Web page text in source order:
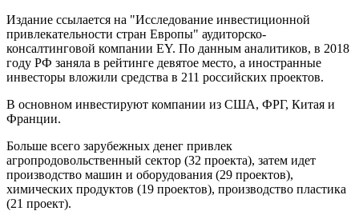
Издание ссылается на "Исследование инвестиционной
привлекательности стран Европы" аудиторско-
консалтинговой компании EY. По данным аналитиков, в 2018
году РФ заняла в рейтинге девятое место, а иностранные
инвесторы вложили средства в 211 российских проектов.
В основном инвестируют компании из США, ФРГ, Китая и
Франции.
Больше всего зарубежных денег привлек
агропродовольственный сектор (32 проекта), затем идет
производство машин и оборудования (29 проектов),
химических продуктов (19 проектов), производство пластика
(21 проект).